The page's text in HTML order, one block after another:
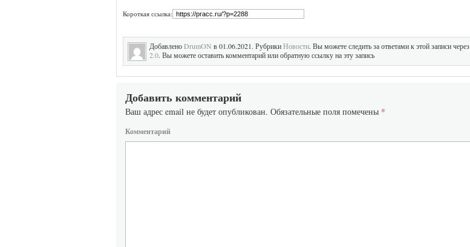
Короткая ссылка:
ДобавленоDrumON в 01.06.2021. РубрикиНовости. Вы можете следить за ответами к этой записи через
2.0. Вы можете оставить комментарий или обратную ссылку на эту запись
Добавить комментарий
Ваш адрес email не будет опубликован. Обязательные поля помечены *
Комментарий